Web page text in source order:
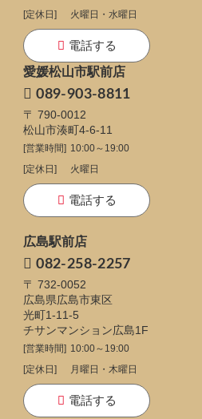
[定休日]
火曜日・水曜日
電話する
愛媛松山市駅前店
089-903-8811
〒 790-0012
松山市湊町4-6-11
[営業時間] 10:00～19:00
[定休日]
火曜日
電話する
広島駅前店
082-258-2257
〒 732-0052
広島県広島市東区
光町1-11-5
チサンマンション広島1F
[営業時間] 10:00～19:00
[定休日]
月曜日・木曜日
電話する